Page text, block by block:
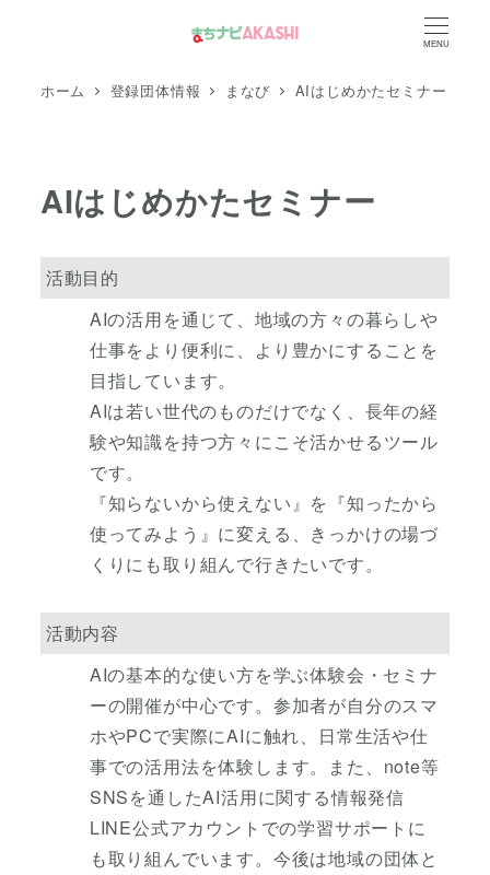
MENU
ホーム 登録団体情報 まなび AIはじめかたセミナー
AIはじめかたセミナー
活動目的
AIの活用を通じて、地域の方々の暮らしや
仕事をより便利に、より豊かにすることを
目指しています。
AIは若い世代のものだけでなく、長年の経
験や知識を持つ方々にこそ活かせるツール
です。
『知らないから使えない』を『知ったから
使ってみよう』に変える、きっかけの場づ
くりにも取り組んで行きたいです。
活動内容
AIの基本的な使い方を学ぶ体験会・セミナ
ーの開催が中心です。参加者が自分のスマ
ホやPCで実際にAIに触れ、日常生活や仕
事での活用法を体験します。また、note等
SNSを通したAI活用に関する情報発信
LINE公式アカウントでの学習サポートに
も取り組んでいます。今後は地域の団体と